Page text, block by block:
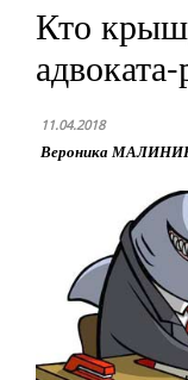
Кто
11.04.2018
Вероника